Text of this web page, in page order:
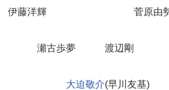
伊藤洋輝 菅原由
瀬古歩夢 渡辺剛
大迫敬介(早川友基)